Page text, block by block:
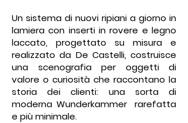
Un sistema di nuovi ripiani a giorno in
lamiera con inserti in rovere e legno
laccato, progettato su misura e
realizzato da De Castelli, costruisce
una scenografia per oggetti di
valore o curiosità che raccontano la
storia dei clienti: una sorta di
moderna Wunderkammer rarefatta
e più minimale.